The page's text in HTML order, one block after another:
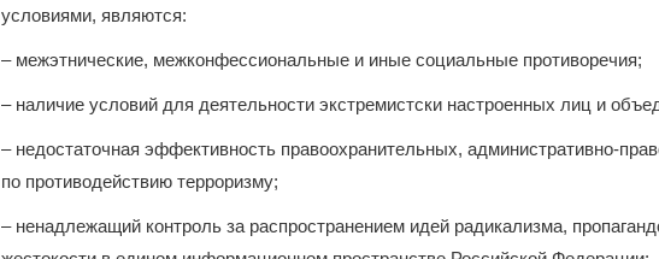
условиями, являются:
– межэтнические, межконфессиональные и иные социальные противоречия;
– наличие условий для деятельности экстремистски настроенных лиц и
– недостаточная эффективность правоохранительных, административно-
по противодействию терроризму;
– ненадлежащий контроль за распространением идей радикализма,